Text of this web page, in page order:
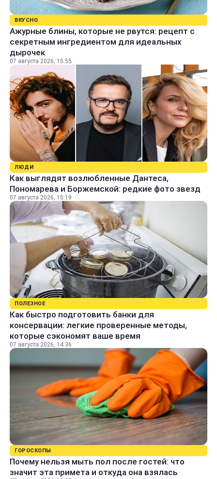
ВКУСНО
Ажурные блины, которые не рвутся: рецепт с
секретным ингредиентом для идеальных
дырочек
07 августа 2026, 15:55
ЛЮДИ
Как выглядят возлюбленные Дантеса,
Пономарева и Боржемской: редкие фото звезд
07 августа 2026, 15:19
ПОЛЕЗНОЕ
Как быстро подготовить банки для
консервации: легкие проверенные методы,
которые сэкономят ваше время
07 августа 2026, 14:36
ГОРОСКОПЫ
Почему нельзя мыть пол после гостей: что
значит эта примета и откуда она взялась